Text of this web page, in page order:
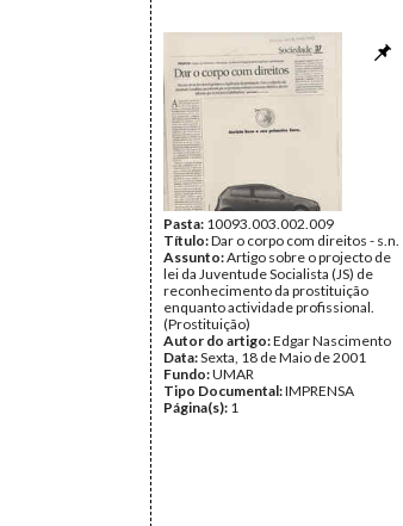
Pasta: 10093.003.002.009
Título:Dar o corpo com direitos - s.n.
Assunto:Artigo sobre o projecto de
lei da Juventude Socialista (JS) de
reconhecimento da prostituição
enquanto actividade profissional.
(Prostituição)
Autor do artigo:Edgar Nascimento
Data:Sexta, 18 de Maio de 2001
Fundo:UMAR
Tipo Documental:IMPRENSA
Página(s): 1